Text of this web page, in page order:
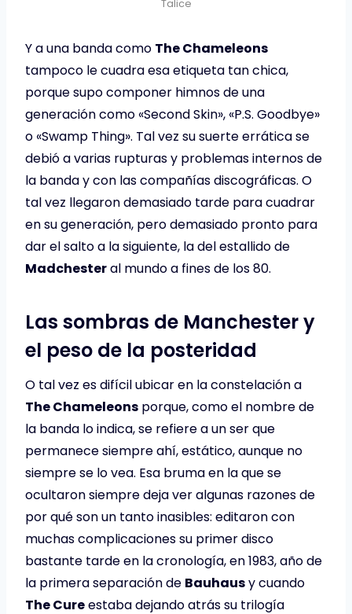
Talice
Y a una banda como The Chameleons
tampoco le cuadra esa etiqueta tan chica,
porque supo componer himnos de una
generación como «Second Skin», «P.S. Goodbye»
o «Swamp Thing». Tal vez su suerte errática se
debió a varias rupturas y problemas internos de
la banda y con las compañías discográficas. O
tal vez llegaron demasiado tarde para cuadrar
en su generación, pero demasiado pronto para
dar el salto a la siguiente, la del estallido de
Madchesteral mundo a fines de los 80.
Las sombras de Manchester y
el peso de la posteridad
O tal vez es difícil ubicar en la constelación a
The Chameleons porque, como el nombre de
la banda lo indica, se refiere a un ser que
permanece siempre ahí, estático, aunque no
siempre se lo vea. Esa bruma en la que se
ocultaron siempre deja ver algunas razones de
por qué son un tanto inasibles: editaron con
muchas complicaciones su primer disco
bastante tarde en la cronología, en 1983, año de
la primera separación de Bauhausy cuando
The Cureestaba dejando atrás su trilogía